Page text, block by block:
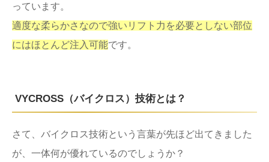
っています。
適度な柔らかさなので強いリフト力を必要としない部位
にはほとんど注入可能です。
VYCROSS（バイクロス）技術とは？
さて、バイクロス技術という言葉が先ほど出てきました
が、一体何が優れているのでしょうか？